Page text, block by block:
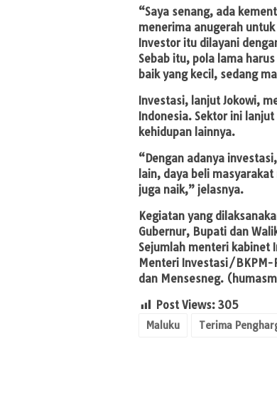
“Saya senang, ada
menerima anugerah
Investor itu dilayani
Sebab itu, pola lama
baik yang kecil, sedang
Investasi, lanjut Jokowi,
Indonesia. Sektor ini
kehidupan lainnya.
“Dengan adanya
lain, daya beli
juga naik,” jelasnya.
Kegiatan yang
Gubernur, Bupati dan
Sejumlah menteri kabinet
Menteri Investasi/BKPM-
dan Mensesneg.
Post Views: 305
Maluku Terima